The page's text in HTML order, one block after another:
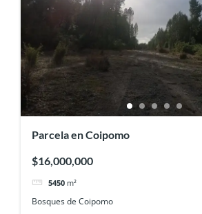
Parcela en Coipomo
$16,000,000
5450 m²
Bosques de Coipomo